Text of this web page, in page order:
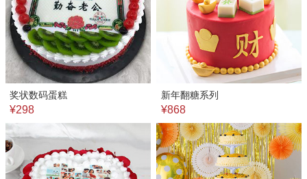
奖状数码蛋糕
¥298
新年翻糖系列
¥868